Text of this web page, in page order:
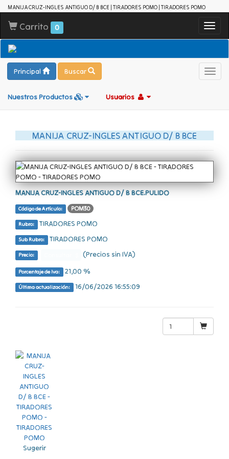
MANIJA CRUZ-INGLES ANTIGUO D/ B BCE | TIRADORES POMO | TIRADORES POMO
Carrito 0
Principal Buscar
Nuestros Productos Usuarios
MANIJA CRUZ-INGLES ANTIGUO D/ B BCE
MANIJA CRUZ-INGLES ANTIGUO D/ B BCE.PULIDO
Código de Artículo: POM30
Rubro: TIRADORES POMO
Sub Rubro: TIRADORES POMO
Precio: (Precios sin IVA)
Porcentaje de Iva: 21,00 %
Última actualización: 16/06/2026 16:55:09
Sugerir